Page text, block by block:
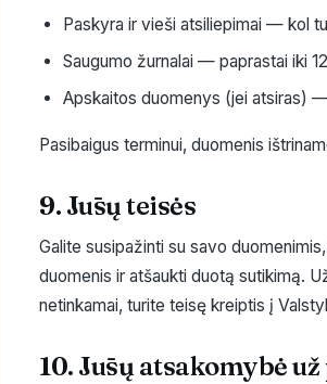
Paskyra ir vieši atsiliepimai — kol
Saugumo žurnalai — paprastai iki
Apskaitos duomenys (jei atsiras)
Pasibaigus terminui, duomenis
9. Jūsų teisės
Galite susipažinti su savo
duomenis ir atšaukti duotą sutikimą.
netinkamai, turite teisę kreiptis į
10. Jūsų atsakomybė